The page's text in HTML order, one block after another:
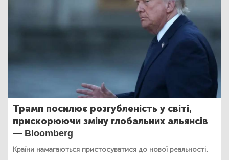
Трамп посилює розгубленість у світі,
прискорюючи зміну глобальних альянсів
— Bloomberg
Країни намагаються пристосуватися до нової реальності.